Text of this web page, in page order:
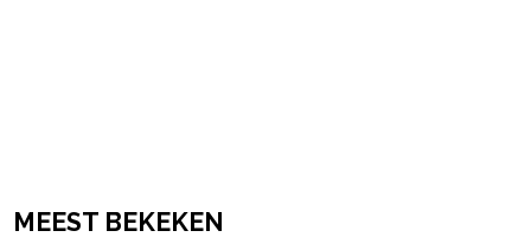
MEEST BEKEKEN